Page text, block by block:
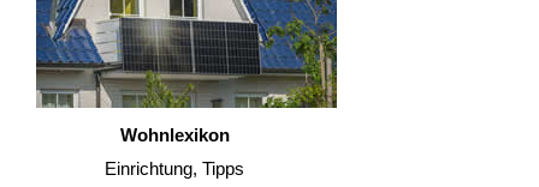
Wohnlexikon
Einrichtung, Tipps